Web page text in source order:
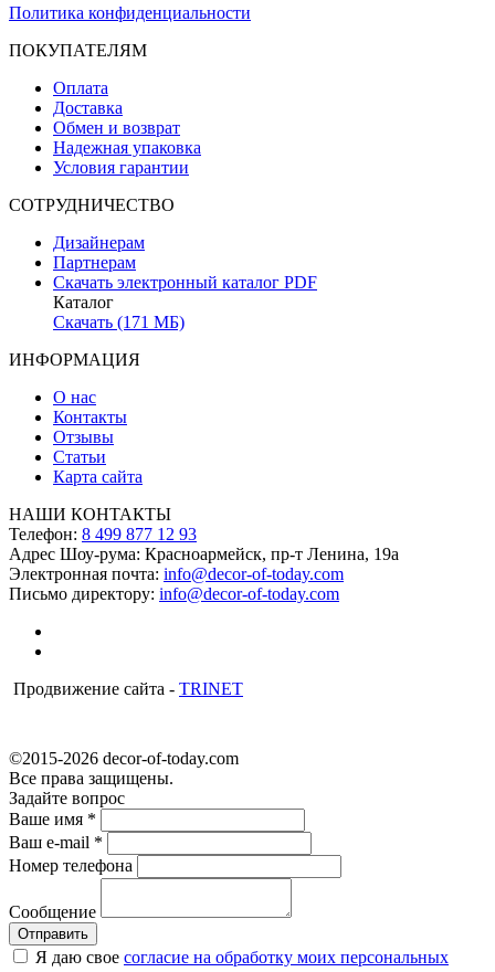
Политика конфиденциальности
ПОКУПАТЕЛЯМ
Оплата
Доставка
Обмен и возврат
Надежная упаковка
Условия гарантии
СОТРУДНИЧЕСТВО
Дизайнерам
Партнерам
Скачать электронный каталог PDF
Каталог
Скачать (171 МБ)
ИНФОРМАЦИЯ
О нас
Контакты
Отзывы
Статьи
Карта сайта
НАШИ КОНТАКТЫ
Телефон: 8 499 877 12 93
Адрес Шоу-рума: Красноармейск, пр-т Ленина, 19а
Электронная почта: info@decor-of-today.com
Письмо директору: info@decor-of-today.com
Продвижение сайта - TRINET
©2015-2026 decor-of-today.com
Все права защищены.
Задайте вопрос
Ваше имя *
Ваш e-mail *
Номер телефона
Сообщение
Я даю свое согласие на обработку моих персональных